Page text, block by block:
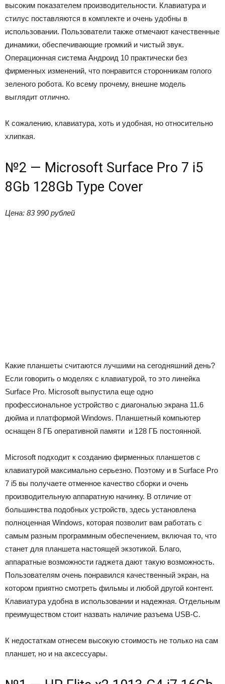
высоким показателем производительности. Клавиатура и
стилус поставляются в комплекте и очень удобны в
использовании. Пользователи также отмечают качественные
динамики, обеспечивающие громкий и чистый звук.
Операционная система Андроид 10 практически без
фирменных изменений, что понравится сторонникам голого
зеленого робота. Ко всему прочему, внешне модель
выглядит отлично.
К сожалению, клавиатура, хоть и удобная, но относительно
хлипкая.
№2 — Microsoft Surface Pro 7 i5
8Gb 128Gb Type Cover
Цена: 83 990 рублей
Какие планшеты считаются лучшими на сегодняшний день?
Если говорить о моделях с клавиатурой, то это линейка
Surface Pro. Microsoft выпустила еще одно
профессиональное устройство с диагональю экрана 11.6
дюйма и платформой Windows. Планшетный компьютер
оснащен 8 ГБ оперативной памяти и 128 ГБ постоянной.
Microsoft подходит к созданию фирменных планшетов с
клавиатурой максимально серьезно. Поэтому и в Surface Pro
7 i5 вы получаете отменное качество сборки и очень
производительную аппаратную начинку. В отличие от
большинства подобных устройств, здесь установлена
полноценная Windows, которая позволит вам работать с
самым разным программным обеспечением, включая то, что
станет для планшета настоящей экзотикой. Благо,
аппаратные возможности гаджета дают такую возможность.
Пользователям очень понравился качественный экран, на
котором приятно смотреть фильмы и любой другой контент.
Клавиатура удобна в использовании и надежная. Отдельным
преимуществом стоит назвать наличие разъема USB-C.
К недостаткам отнесем высокую стоимость не только на сам
планшет, но и на аксессуары.